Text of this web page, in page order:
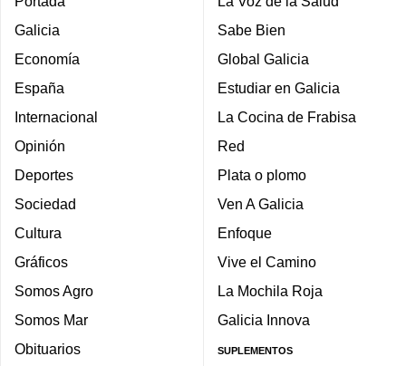
Galicia
Economía
España
Internacional
Opinión
Deportes
Sociedad
Cultura
Gráficos
Somos Agro
Somos Mar
Obituarios
Sabe Bien
Global Galicia
Estudiar en Galicia
La Cocina de Frabisa
Red
Plata o plomo
Ven A Galicia
Enfoque
Vive el Camino
La Mochila Roja
Galicia Innova
SUPLEMENTOS